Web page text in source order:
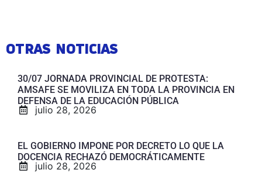
OTRAS NOTICIAS
30/07 JORNADA PROVINCIAL DE PROTESTA:
AMSAFE SE MOVILIZA EN TODA LA PROVINCIA EN
DEFENSA DE LA EDUCACIÓN PÚBLICA
julio 28, 2026
EL GOBIERNO IMPONE POR DECRETO LO QUE LA
DOCENCIA RECHAZÓ DEMOCRÁTICAMENTE
julio 28, 2026